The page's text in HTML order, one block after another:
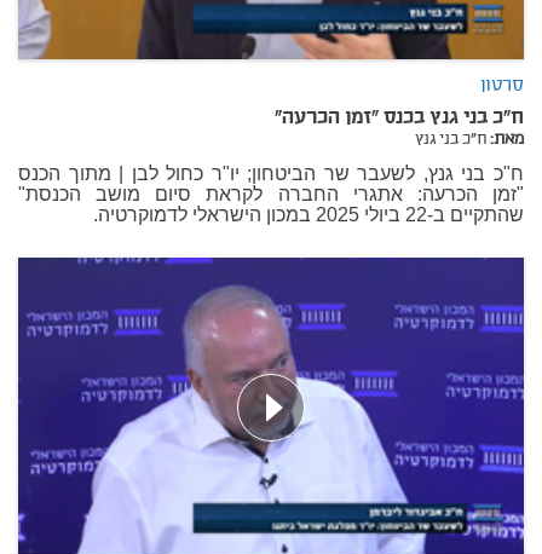
סרטון
ח"כ בני גנץ בכנס "זמן הכרעה"
מאת:ח"כ בני גנץ
ח"כ בני גנץ, לשעבר שר הביטחון; יו"ר כחול לבן | מתוך הכנס
"זמן הכרעה: אתגרי החברה לקראת סיום מושב הכנסת"
שהתקיים ב-22 ביולי 2025 במכון הישראלי לדמוקרטיה.